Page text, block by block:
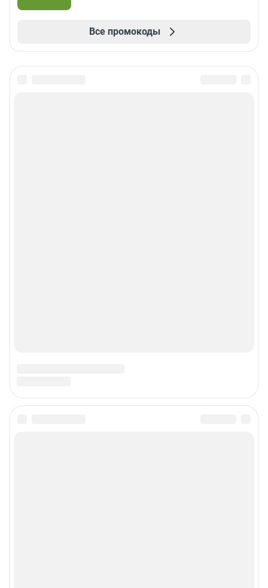
Все промокоды